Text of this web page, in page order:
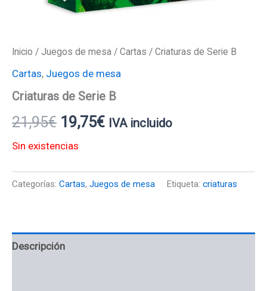
Inicio / Juegos de mesa / Cartas / Criaturas de Serie B
Cartas, Juegos de mesa
Criaturas de Serie B
21,95€ 19,75€ IVA incluido
Sin existencias
Categorías: Cartas, Juegos de mesa Etiqueta: criaturas
Descripción